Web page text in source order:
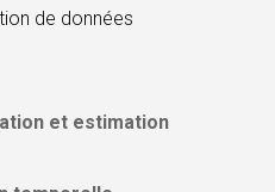
de données
et estimation